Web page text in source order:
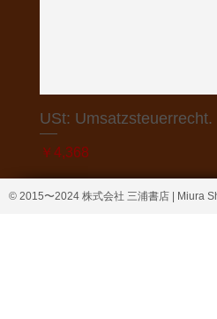
USt:
価格
￥4,368
© 2015〜2024 株式会社 三浦書店 | Miura